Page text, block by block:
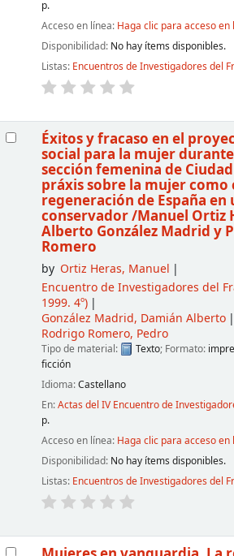
p.
Acceso en línea: Haga clic para acceso en
Disponibilidad: No hay ítems disponibles.
Listas: Encuentros de Investigadores del
Éxitos y fracaso en el
social para la mujer
sección femenina de
práxis sobre la mujer
regeneración de España en
conservador/Manuel Ortiz
Alberto González Madrid y
Romero
by Ortiz Heras, Manuel
Encuentro de Investigadores del
1999. 4º)
González Madrid, Damián Alberto
Rodrigo Romero, Pedro
Tipo de material: Texto; Formato:
ficción
Idioma:Castellano
En:Actas del IV Encuentro de
p.
Acceso en línea: Haga clic para acceso en
Disponibilidad: No hay ítems disponibles.
Listas: Encuentros de Investigadores del